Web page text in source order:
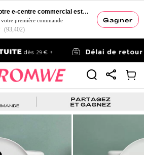
Gagner
ROMWE - Votre e-centre commercial esthétique
première commande
(93,402)